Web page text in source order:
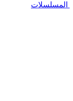
المسلسلات